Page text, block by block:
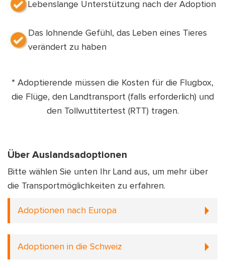
Lebenslange Unterstützung nach der Adoption
Das lohnende Gefühl, das Leben eines Tieres
verändert zu haben
* Adoptierende müssen die Kosten für die Flugbox,
die Flüge, den Landtransport (falls erforderlich) und
den Tollwuttitertest (RTT) tragen.
Über Auslandsadoptionen
Bitte wählen Sie unten Ihr Land aus, um mehr über
die Transportmöglichkeiten zu erfahren.
Adoptionen nach Europa
Die Adoption Ihres Tieres nach Europa ist ein
Adoptionen in die Schweiz